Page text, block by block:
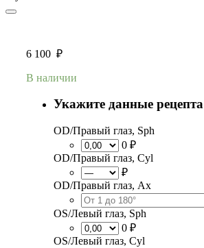
6 100 ₽
В наличии
Укажите данные рецепта
OD/Правый глаз, Sph
0 ₽
OD/Правый глаз, Cyl
₽
OD/Правый глаз, Ax
OS/Левый глаз, Sph
0 ₽
OS/Левый глаз, Cyl